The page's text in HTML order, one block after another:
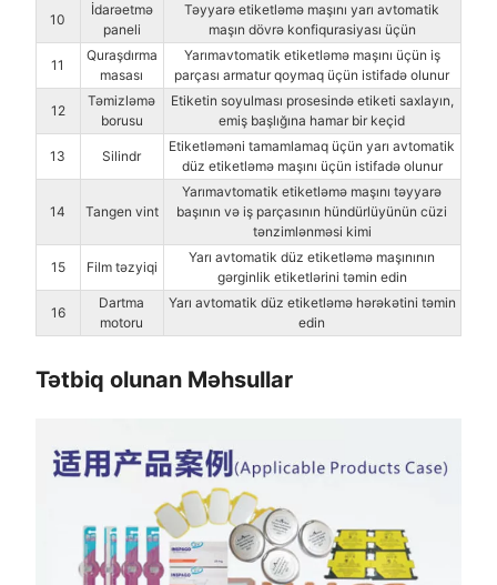
10
İdarəetmə
paneli
Təyyarə etiketləmə maşını yarı avtomatik
maşın dövrə konfiqurasiyası üçün
11
Quraşdırma
masası
Yarımavtomatik etiketləmə maşını üçün iş
parçası armatur qoymaq üçün istifadə olunur
12
Təmizləmə
borusu
Etiketin soyulması prosesində etiketi saxlayın,
emiş başlığına hamar bir keçid
13 Silindr
Etiketləməni tamamlamaq üçün yarı avtomatik
düz etiketləmə maşını üçün istifadə olunur
14 Tangen vint
Yarımavtomatik etiketləmə maşını təyyarə
başının və iş parçasının hündürlüyünün cüzi
tənzimlənməsi kimi
15 Film təzyiqi
Yarı avtomatik düz etiketləmə maşınının
gərginlik etiketlərini təmin edin
16
Dartma
motoru
Yarı avtomatik düz etiketləmə hərəkətini təmin
edin
Tətbiq olunan Məhsullar